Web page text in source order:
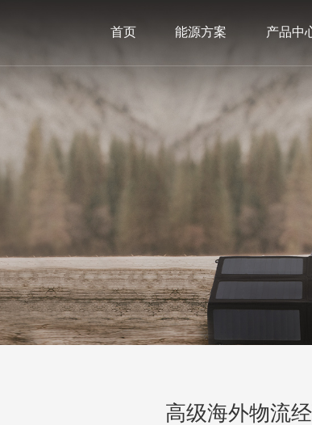
首页 能源方案 产品中
高级海外物流